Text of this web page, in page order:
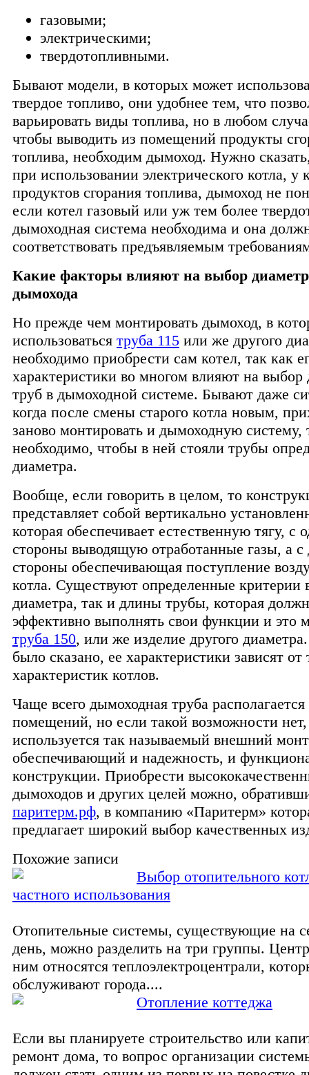
газовыми;
электрическими;
твердотопливными.
Бывают модели, в которых может
твердое топливо, они удобнее тем, что
варьировать виды топлива, но в любом
чтобы выводить из помещений продукты
топлива, необходим дымоход. Нужно
при использовании электрического котла, у
продуктов сгорания топлива, дымоход не
если котел газовый или уж тем более
дымоходная система необходима и она
соответствовать предъявляемым
Какие факторы влияют на выбор
дымохода
Но прежде чем монтировать дымоход, в
использоваться труба 115 или же другого
необходимо приобрести сам котел, так как
характеристики во многом влияют на выбор
труб в дымоходной системе. Бывают даже
когда после смены старого котла новым,
заново монтировать и дымоходную систему,
необходимо, чтобы в ней стояли трубы
диаметра.
Вообще, если говорить в целом, то
представляет собой вертикально
которая обеспечивает естественную тягу, с
стороны выводящую отработанные газы, а с
стороны обеспечивающая поступление
котла. Существуют определенные критерии
диаметра, так и длины трубы, которая
эффективно выполнять свои функции и это
труба 150, или же изделие другого
было сказано, ее характеристики зависят от
характеристик котлов.
Чаще всего дымоходная труба
помещений, но если такой возможности нет,
используется так называемый внешний
обеспечивающий и надежность, и
конструкции. Приобрести
дымоходов и других целей можно,
паритерм.рф, в компанию «Паритерм»
предлагает широкий выбор качественных
Похожие записи
Выбор отопительного
частного использования
Отопительные системы, существующие на
день, можно разделить на три группы.
ним относятся теплоэлектроцентрали,
обслуживают города....
Отопление коттеджа
Если вы планируете строительство или
ремонт дома, то вопрос организации